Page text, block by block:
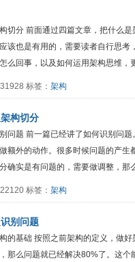
切分 前面通过四篇文章，把什么
该也是有用的，需要读者自行思
么回事，以及如何运用架构思维，
标签： 架构
构切分
问题 前一篇已经讲了如何识别问
额外的动作。很多时候问题的产
确实是有问题的，需要做调整，那
标签： 架构
别问题
的基础 按照之前架构的定义，做
那么问题就已经解决80%了。这